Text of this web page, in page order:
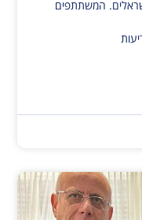
המשתתפים
ערוצי 12 ו- 13, ידיעות